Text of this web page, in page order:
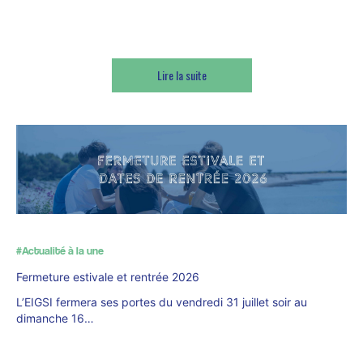
Lire la suite
#Actualité à la une
Fermeture estivale et rentrée 2026
L’EIGSI fermera ses portes du vendredi 31 juillet soir au
dimanche 16…